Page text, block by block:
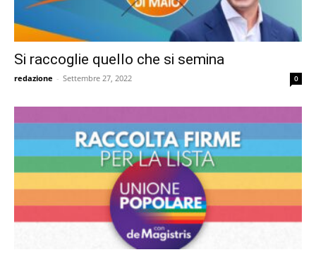
Si raccoglie quello che si semina
redazione - Settembre 27, 2022 0